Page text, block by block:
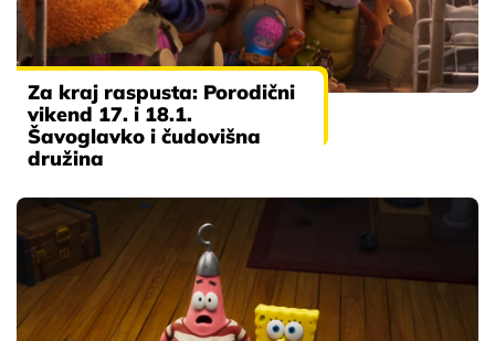
Za kraj raspusta: Porodični
vikend 17. i 18.1.
Šavoglavko i čudovišna
družina